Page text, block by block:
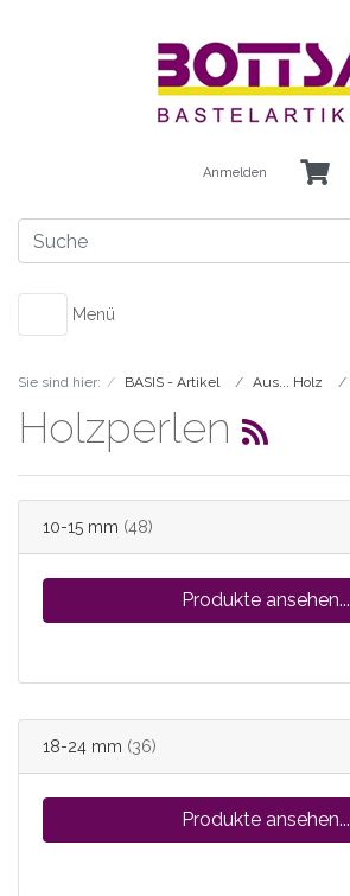
Anmelden
Menü
Sie sind hier: BASIS - Artikel Aus... Holz
Holzperlen
10-15 mm (48)
Produkte ansehen...
18-24 mm (36)
Produkte ansehen...